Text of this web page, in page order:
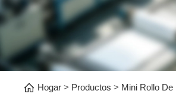
Hogar Productos Mini Rollo